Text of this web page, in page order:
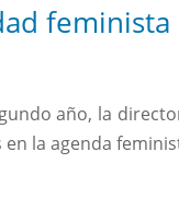
año, la
la agenda